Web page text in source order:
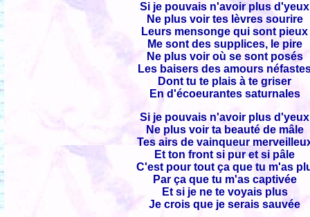
Si je pouvais n'avoir plus d'yeux
Ne plus voir tes lèvres sourire
Leurs mensonge qui sont pieux
Me sont des supplices, le pire
Ne plus voir où se sont posés
Les baisers des amours
Dont tu te plais à te griser
En d'écoeurantes saturnales
Si je pouvais n'avoir plus d'yeux
Ne plus voir ta beauté de mâle
Tes airs de vainqueur
Et ton front si pur et si pâle
C'est pour tout ça que tu m'as
Par ça que tu m'as captivée
Et si je ne te voyais plus
Je crois que je serais sauvée